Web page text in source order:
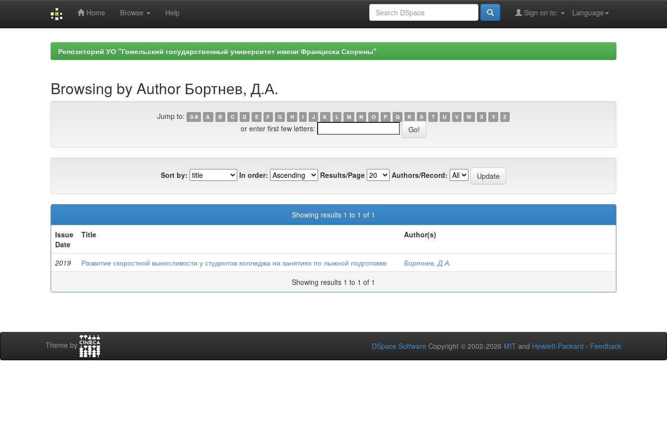
Home Browse Help Language
Sign on to:
Репозиторий УО "Гомельский государственный университет имени Франциска Скорины"
Browsing by Author Бортнев, Д.А.
Jump to: 0-9 A B C D E F G H I J K L M N O P Q R S T U V W X Y Z
or enter first few letters:
Sort by: In order: Results/Page Authors/Record:
Showing results 1 to 1 of 1
Issue
Date
Title Author(s)
2019 Развитие скоростной выносливости у студентов колледжа на занятиях по лыжной подготовке
Бортнев, Д.А.
Showing results 1 to 1 of 1
Theme by DSpace Software Copyright © 2002-2026 MIT and Hewlett-Packard - Feedback